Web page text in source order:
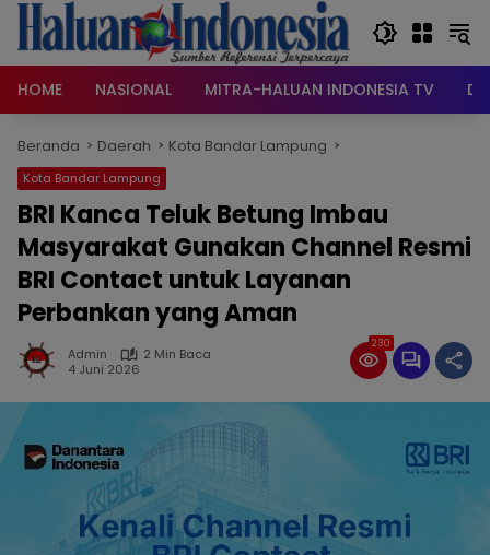
Langsung
konten
HOME
NASIONAL MITRA-HALUAN INDONESIA TV
Beranda Daerah Kota Bandar Lampung
Kota Bandar Lampung
BRI Kanca Teluk Betung Imbau
Masyarakat Gunakan Channel Resmi
BRI Contact untuk Layanan
Perbankan yang Aman
Admin
2 Min Baca
4 Juni 2026
230